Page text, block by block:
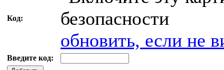
Код:
обновить, если не
Введите код: